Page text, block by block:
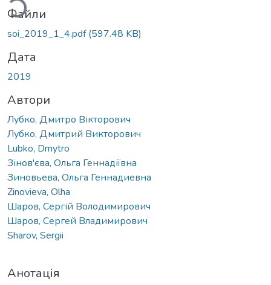
Файли
soi_2019_1_4.pdf(597.48 KB)
Дата
2019
Автори
Лубко, Дмитро Вікторович
Лубко, Дмитрий Викторович
Lubko, Dmytro
Зінов'єва, Ольга Геннадіївна
Зиновьева, Ольга Геннадиевна
Zinovieva, Olha
Шаров, Сергій Володимирович
Шаров, Сергей Владимирович
Sharov, Sergii
Анотація